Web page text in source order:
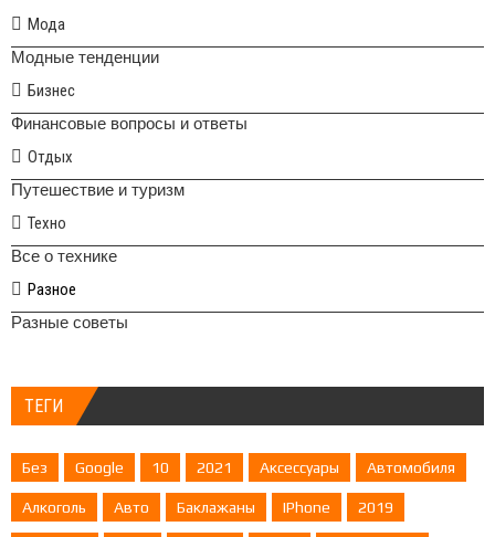
Мода
Модные тенденции
Бизнес
Финансовые вопросы и ответы
Отдых
Путешествие и туризм
Техно
Все о технике
Разное
Разные советы
ТЕГИ
Без Google 10 2021 Аксессуары Автомобиля
Алкоголь Авто Баклажаны IPhone 2019